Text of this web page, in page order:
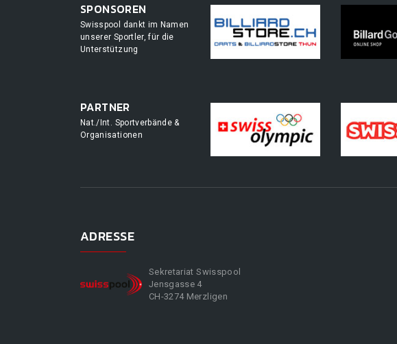
SPONSOREN
Swisspool dankt im Namen
unserer Sportler, für die
Unterstützung
PARTNER
Nat./Int. Sportverbände &
Organisationen
ADRESSE
Sekretariat Swisspool
Jensgasse 4
CH-3274 Merzligen